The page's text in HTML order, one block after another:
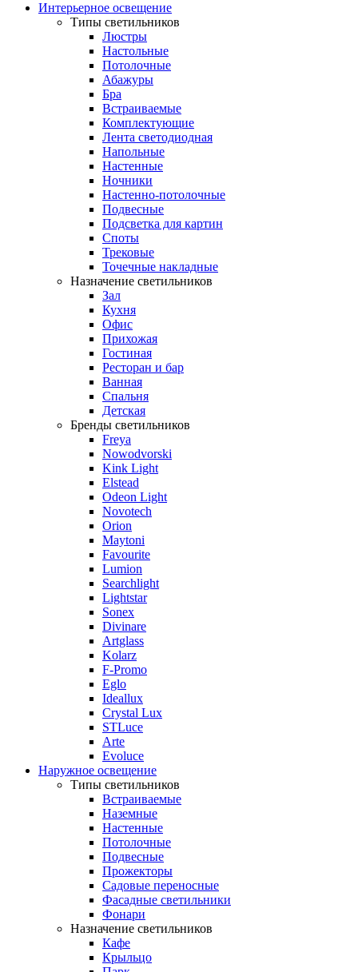
Интерьерное освещение
Типы светильников
Люстры
Настольные
Потолочные
Абажуры
Бра
Встраиваемые
Комплектующие
Лента светодиодная
Напольные
Настенные
Ночники
Настенно-потолочные
Подвесные
Подсветка для картин
Споты
Трековые
Точечные накладные
Назначение светильников
Зал
Кухня
Офис
Прихожая
Гостиная
Ресторан и бар
Ванная
Спальня
Детская
Бренды светильников
Freya
Nowodvorski
Kink Light
Elstead
Odeon Light
Novotech
Orion
Maytoni
Favourite
Lumion
Searchlight
Lightstar
Sonex
Divinare
Artglass
Kolarz
F-Promo
Eglo
Ideallux
Crystal Lux
STLuce
Arte
Evoluce
Наружное освещение
Типы светильников
Встраиваемые
Наземные
Настенные
Потолочные
Подвесные
Прожекторы
Садовые переносные
Фасадные светильники
Фонари
Назначение светильников
Кафе
Крыльцо